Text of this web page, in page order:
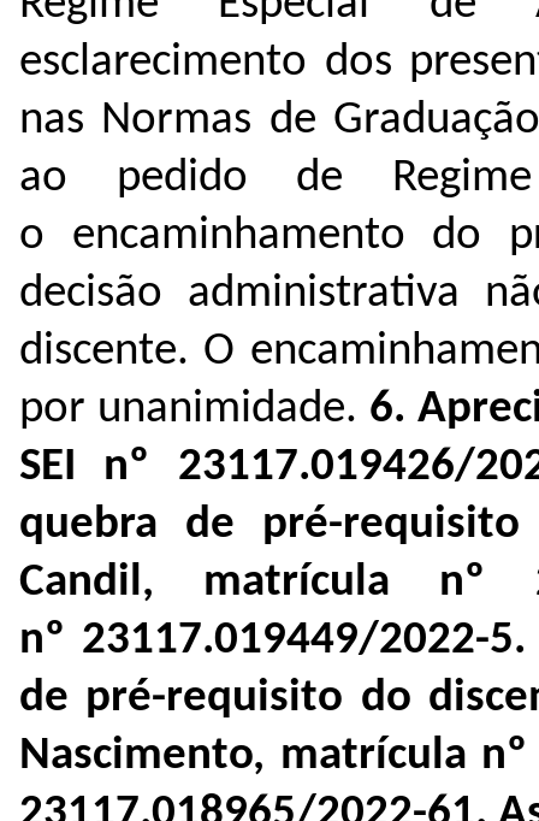
esclarecimento dos
nas Normas de
ao pedido de Regime
o encaminhamento do
decisão administrativa
discente. O
por unanimidade. 6.
SEI nº 23117.019426/
quebra de pré-
Candil, matrícula nº
nº 23117.019449/2022-
de pré-requisito do
Nascimento, matrícula nº